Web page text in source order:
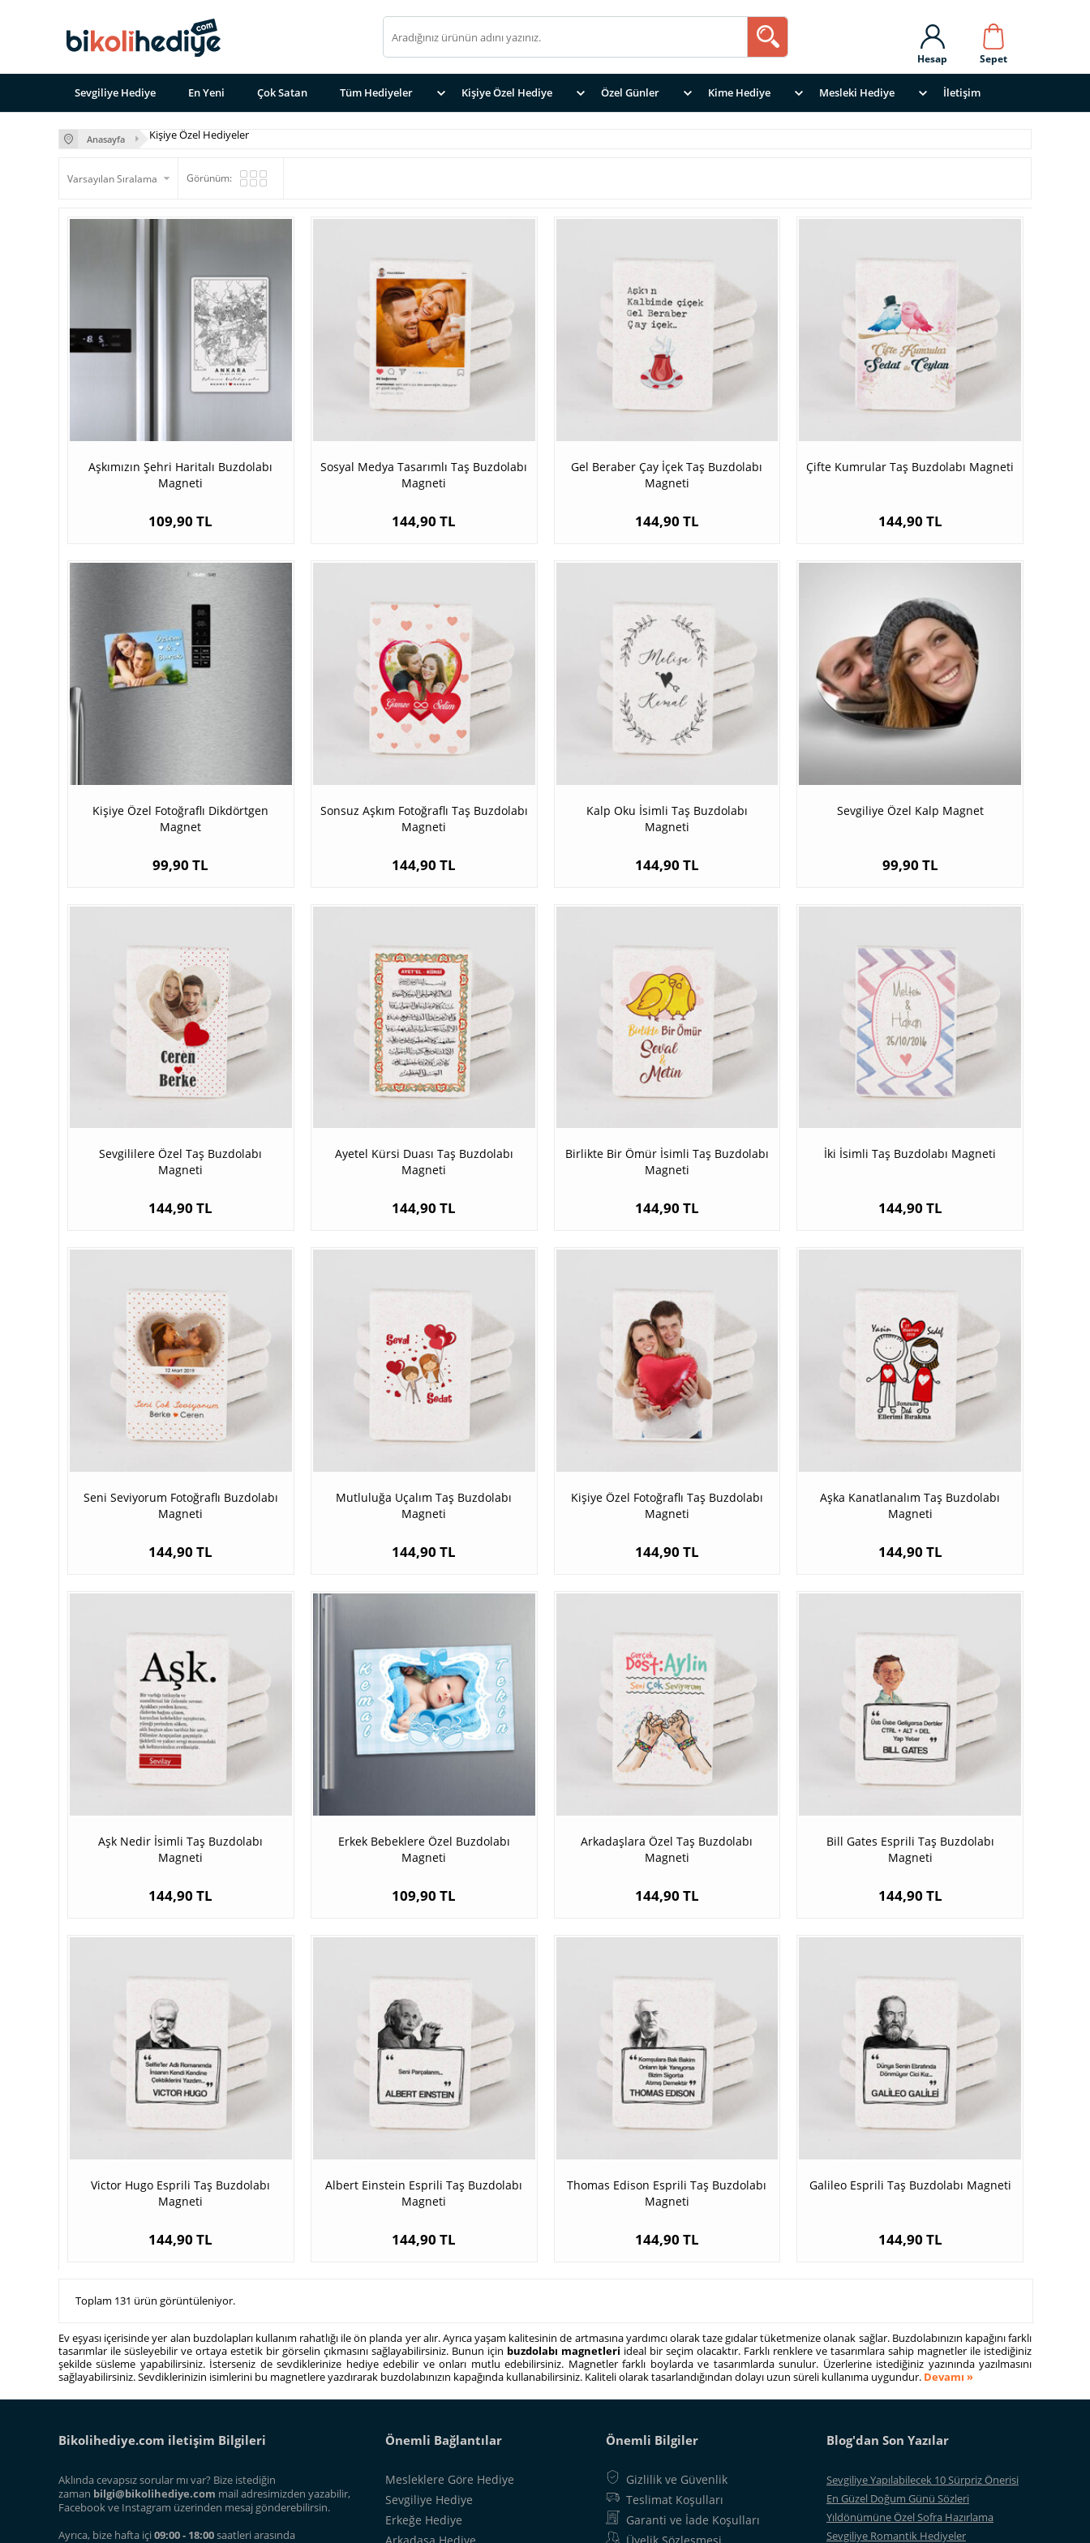
Sepet
Hesap
Sevgiliye Hediye En Yeni Çok Satan Tüm Hediyeler Kişiye Özel Hediye Özel Günler Kime Hediye Mesleki Hediye İletişim
Anasayfa Kişiye Özel Hediyeler
Görünüm:
Aşkımızın Şehri Haritalı Buzdolabı
Magneti
109,90 TL
Sosyal Medya Tasarımlı Taş Buzdolabı
Magneti
144,90 TL
Gel Beraber Çay İçek Taş Buzdolabı
Magneti
144,90 TL
Çifte Kumrular Taş Buzdolabı Magneti
144,90 TL
Kişiye Özel Fotoğraflı Dikdörtgen
Magnet
99,90 TL
Sonsuz Aşkım Fotoğraflı Taş Buzdolabı
Magneti
144,90 TL
Kalp Oku İsimli Taş Buzdolabı
Magneti
144,90 TL
Sevgiliye Özel Kalp Magnet
99,90 TL
Sevgililere Özel Taş Buzdolabı
Magneti
144,90 TL
Ayetel Kürsi Duası Taş Buzdolabı
Magneti
144,90 TL
Birlikte Bir Ömür İsimli Taş Buzdolabı
Magneti
144,90 TL
İki İsimli Taş Buzdolabı Magneti
144,90 TL
Seni Seviyorum Fotoğraflı Buzdolabı
Magneti
144,90 TL
Mutluluğa Uçalım Taş Buzdolabı
Magneti
144,90 TL
Kişiye Özel Fotoğraflı Taş Buzdolabı
Magneti
144,90 TL
Aşka Kanatlanalım Taş Buzdolabı
Magneti
144,90 TL
Aşk Nedir İsimli Taş Buzdolabı
Magneti
144,90 TL
Erkek Bebeklere Özel Buzdolabı
Magneti
109,90 TL
Arkadaşlara Özel Taş Buzdolabı
Magneti
144,90 TL
Bill Gates Esprili Taş Buzdolabı
Magneti
144,90 TL
Victor Hugo Esprili Taş Buzdolabı
Magneti
144,90 TL
Albert Einstein Esprili Taş Buzdolabı
Magneti
144,90 TL
Thomas Edison Esprili Taş Buzdolabı
Magneti
144,90 TL
Galileo Esprili Taş Buzdolabı Magneti
144,90 TL
Toplam 131 ürün görüntüleniyor.
Ev eşyası içerisinde yer alan buzdolapları kullanım rahatlığı ile ön planda yer alır. Ayrıca yaşam kalitesinin de artmasına yardımcı olarak taze gıdalar tüketmenize olanak sağlar. Buzdolabınızın kapağını farklı
tasarımlar ile süsleyebilir ve ortaya estetik bir görselin çıkmasını sağlayabilirsiniz. Bunun için buzdolabı magnetleri ideal bir seçim olacaktır. Farklı renklere ve tasarımlara sahip magnetler ile istediğiniz
şekilde süsleme yapabilirsiniz. İsterseniz de sevdiklerinize hediye edebilir ve onları mutlu edebilirsiniz. Magnetler farklı boylarda ve tasarımlarda sunulur. Üzerlerine istediğiniz yazınında yazılmasını
sağlayabilirsiniz. Sevdiklerinizin isimlerini bu magnetlere yazdırarak buzdolabınızın kapağında kullanabilirsiniz. Kaliteli olarak tasarlandığından dolayı uzun süreli kullanıma uygundur. Devamı »
Bikolihediye.com iletişim Bilgileri Önemli Bağlantılar Önemli Bilgiler Blog'dan Son Yazılar
Aklında cevapsız sorular mı var? Bize istediğin
zaman bilgi@bikolihediye.com mail adresimizden yazabilir,
Facebook ve Instagram üzerinden mesaj gönderebilirsin.
Ayrıca, bize hafta içi09:00 - 18:00saatleri arasında
Mesleklere Göre Hediye
Sevgiliye Hediye
Erkeğe Hediye
Arkadaşa Hediye
Gizlilik ve Güvenlik
Teslimat Koşulları
Garanti ve İade Koşulları
Üyelik Sözleşmesi
Sevgiliye Yapılabilecek 10 Sürpriz Önerisi
En Güzel Doğum Günü Sözleri
Yıldönümüne Özel Sofra Hazırlama
Sevgiliye Romantik Hediyeler